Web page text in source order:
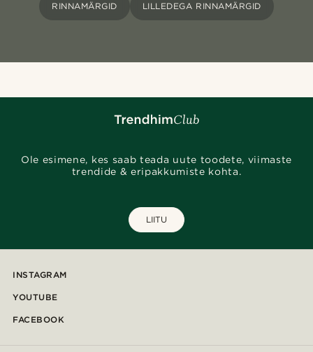
RINNAMÄRGID LILLEDEGA RINNAMÄRGID
Ole esimene, kes saab teada uute toodete, viimaste
trendide & eripakkumiste kohta.
LIITU
INSTAGRAM
YOUTUBE
FACEBOOK